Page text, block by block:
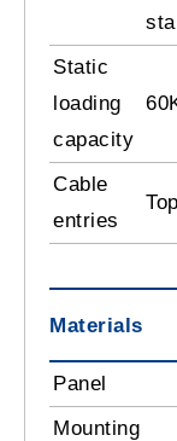
Static
loading
capacity
Cable
entries
Materials
Panel
Mounting